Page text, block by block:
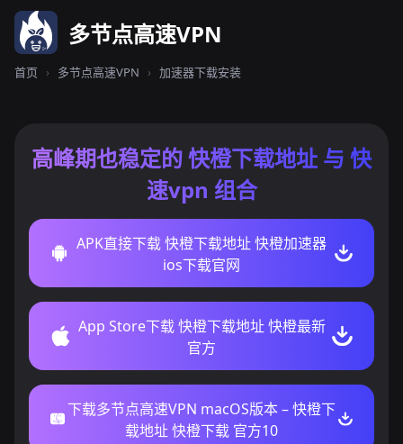
多节点高速VPN
首页 › 多节点高速VPN › 加速器下载安装
高峰期也稳定的 快橙下载地址 与 快
速vpn 组合
APK直接下载 快橙下载地址 快橙加速器
ios下载官网
App Store下载 快橙下载地址 快橙最新
官方
下载多节点高速VPN macOS版本 – 快橙下
载地址 快橙下载 官方10